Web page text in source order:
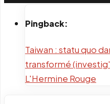
Pingback:
Taiwan : statu quo
transformé
L'Hermine Rouge